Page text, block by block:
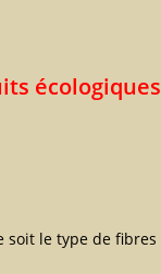
écologiques
soit le type de fibres